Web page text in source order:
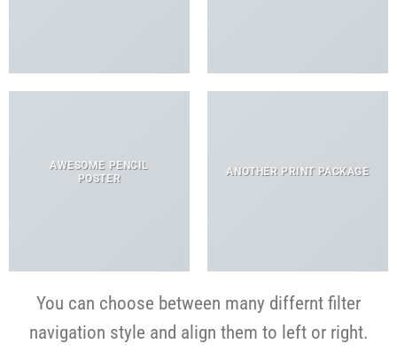
AWESOME PENCIL
POSTER
ANOTHER PRINT PACKAGE
You can choose between many differnt filter
navigation style and align them to left or right.